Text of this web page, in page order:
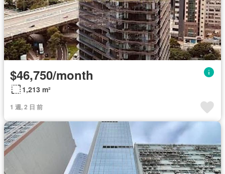
$46,750/month
1,213 m²
1 週, 2 日 前